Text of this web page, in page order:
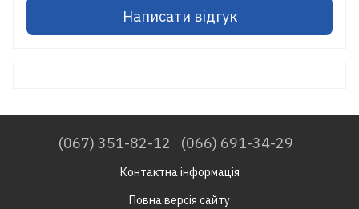
Написати відгук
(067) 351-82-12 (066) 691-34-29
Контактна інформація
Повна версія сайту